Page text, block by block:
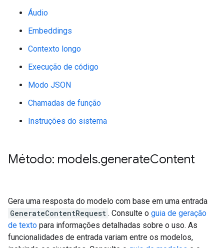
Áudio
Embeddings
Contexto longo
Execução de código
Modo JSON
Chamadas de função
Instruções do sistema
Método: models.generateContent
Gera uma resposta do modelo com base em uma entrada
GenerateContentRequest . Consulte o guia de geração
de texto para informações detalhadas sobre o uso. As
funcionalidades de entrada variam entre os modelos,